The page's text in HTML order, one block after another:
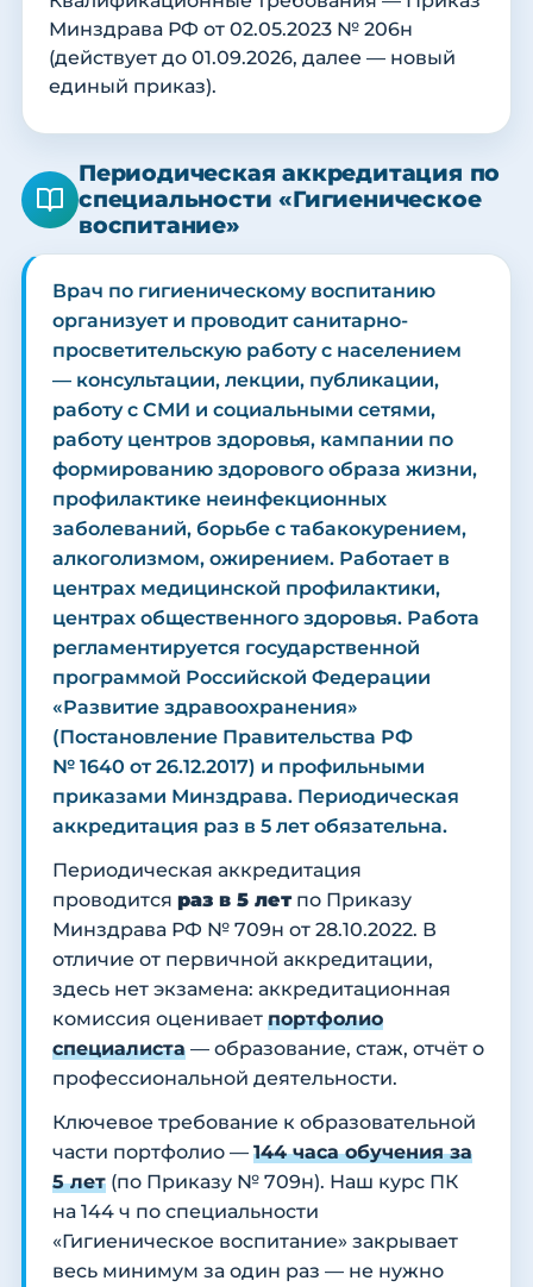
Минздрава РФ от 02.05.2023 № 206н
(действует до 01.09.2026, далее — новый
единый приказ).
Периодическая аккредитация по
специальности «Гигиеническое
воспитание»
Врач по гигиеническому воспитанию
организует и проводит санитарно-
просветительскую работу с населением
— консультации, лекции, публикации,
работу с СМИ и социальными сетями,
работу центров здоровья, кампании по
формированию здорового образа жизни,
профилактике неинфекционных
заболеваний, борьбе с табакокурением,
алкоголизмом, ожирением. Работает в
центрах медицинской профилактики,
центрах общественного здоровья. Работа
регламентируется государственной
программой Российской Федерации
«Развитие здравоохранения»
(Постановление Правительства РФ
№ 1640 от 26.12.2017) и профильными
приказами Минздрава. Периодическая
аккредитация раз в 5 лет обязательна.
Периодическая аккредитация
проводится раз в 5 летпо Приказу
Минздрава РФ № 709н от 28.10.2022. В
отличие от первичной аккредитации,
здесь нет экзамена: аккредитационная
комиссия оценивает портфолио
специалиста — образование, стаж, отчёт о
профессиональной деятельности.
Ключевое требование к образовательной
части портфолио — 144 часа обучения за
5 лет (по Приказу № 709н). Наш курс ПК
на 144 ч по специальности
«Гигиеническое воспитание» закрывает
весь минимум за один раз — не нужно